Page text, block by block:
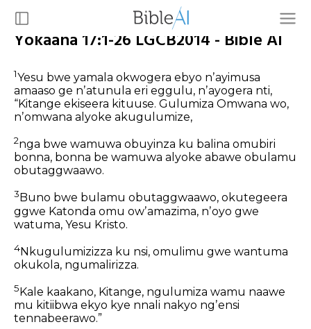
Yokaana 17:1-26 LGCB2014 - Bible AI
1Yesu bwe yamala okwogera ebyo nʼayimusa
amaaso ge nʼatunula eri eggulu, nʼayogera nti,
“Kitange ekiseera kituuse. Gulumiza Omwana wo,
nʼomwana alyoke akugulumize,
2nga bwe wamuwa obuyinza ku balina omubiri
bonna, bonna be wamuwa alyoke abawe obulamu
obutaggwaawo.
3 Buno bwe bulamu obutaggwaawo, okutegeera
ggwe Katonda omu owʼamazima, nʼoyo gwe
watuma, Yesu Kristo.
4Nkugulumizizza ku nsi, omulimu gwe wantuma
okukola, ngumalirizza.
5 Kale kaakano, Kitange, ngulumiza wamu naawe
mu kitiibwa ekyo kye nnali nakyo ngʼensi
tennabeerawo.”